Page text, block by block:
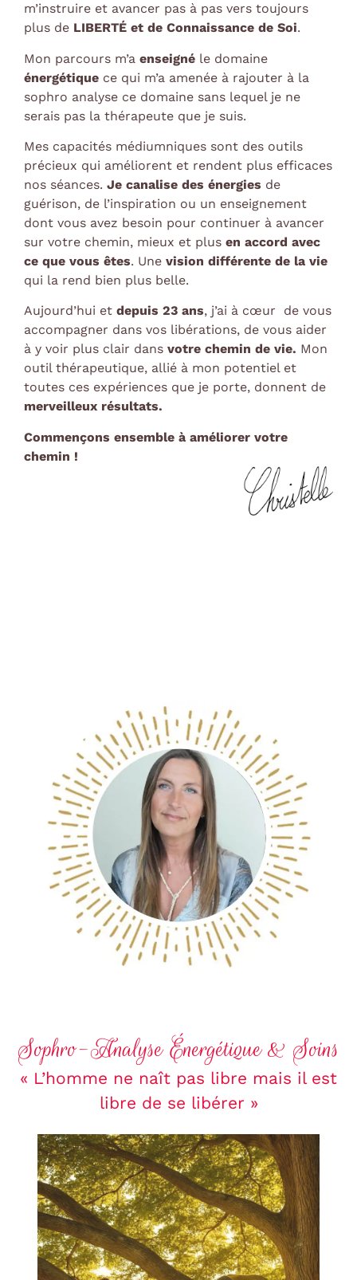
m’instruire et avancer pas à pas vers toujours
plus de LIBERTÉ et de Connaissance de Soi.
Mon parcours m’a enseigné le domaine
énergétique ce qui m’a amenée à rajouter à la
sophro analyse ce domaine sans lequel je ne
serais pas la thérapeute que je suis.
Mes capacités médiumniques sont des outils
précieux qui améliorent et rendent plus efficaces
nos séances. Je canalise des énergies de
guérison, de l’inspiration ou un enseignement
dont vous avez besoin pour continuer à avancer
sur votre chemin, mieux et plus en accord avec
ce que vous êtes. Une vision différente de la vie
qui la rend bien plus belle.
Aujourd’hui et depuis 23 ans, j’ai à cœur de vous
accompagner dans vos libérations, de vous aider
à y voir plus clair dans votre chemin de vie. Mon
outil thérapeutique, allié à mon potentiel et
toutes ces expériences que je porte, donnent de
merveilleux résultats.
Commençons ensemble à améliorer votre
chemin !
Sophro-Analyse Énergétique & Soins
« L’homme ne naît pas libre mais il est
libre de se libérer »